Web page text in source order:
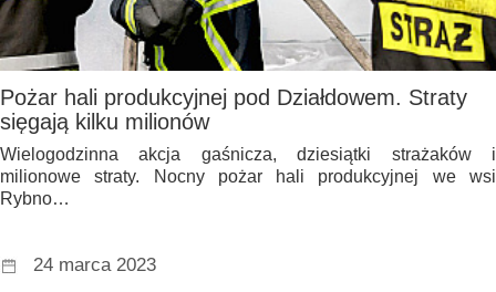
Pożar hali produkcyjnej pod Działdowem. Straty
sięgają kilku milionów
Wielogodzinna akcja gaśnicza, dziesiątki strażaków i
milionowe straty. Nocny pożar hali produkcyjnej we wsi
Rybno…
24 marca 2023